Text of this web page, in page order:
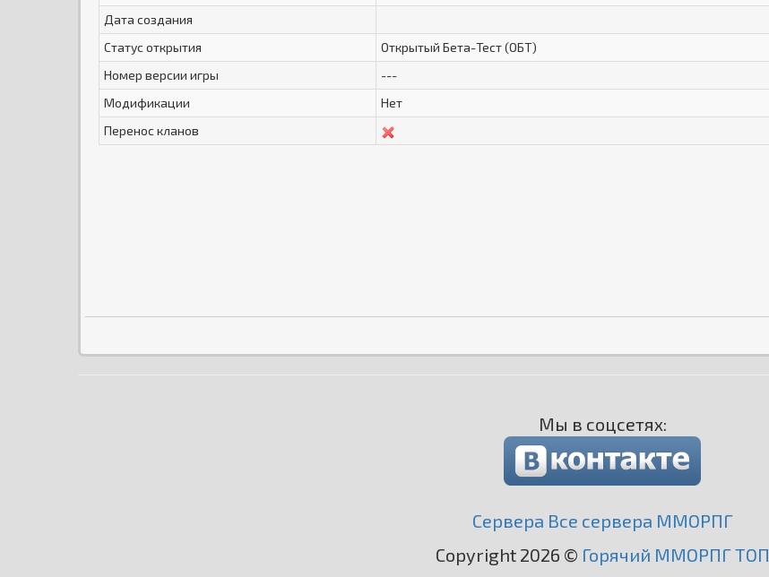
Дата создания
Статус открытия
Открытый Бета-Тест (ОБТ)
Номер версии игры
---
Модификации
Нет
Перенос кланов
Мы в соцсетях:
Сервера Все сервера ММОРПГ
Copyright 2026 © Горячий ММОРПГ ТОП